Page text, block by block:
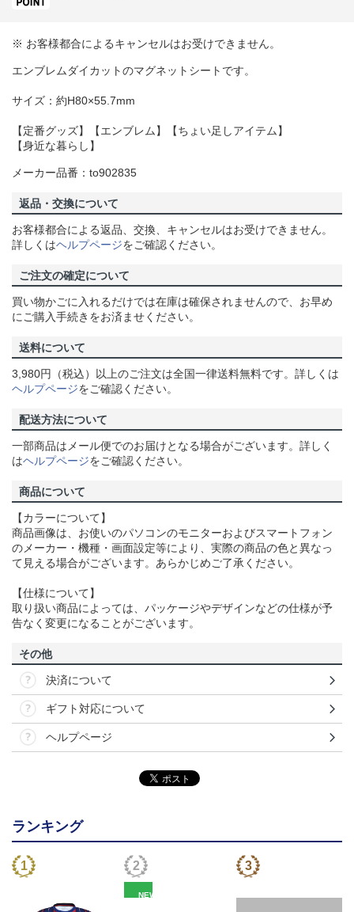
※ お客様都合によるキャンセルはお受けできません。
エンブレムダイカットのマグネットシートです。
サイズ：約H80×55.7mm
【定番グッズ】【エンブレム】【ちょい足しアイテム】
【身近な暮らし】
メーカー品番：to902835
返品・交換について
お客様都合による返品、交換、キャンセルはお受けできません。
詳しくはヘルプページをご確認ください。
ご注文の確定について
買い物かごに入れるだけでは在庫は確保されませんので、お早め
にご購入手続きをお済ませください。
送料について
3,980円（税込）以上のご注文は全国一律送料無料です。詳しくは
ヘルプページをご確認ください。
配送方法について
一部商品はメール便でのお届けとなる場合がございます。詳しく
はヘルプページをご確認ください。
商品について
【カラーについて】
商品画像は、お使いのパソコンのモニターおよびスマートフォン
のメーカー・機種・画面設定等により、実際の商品の色と異なっ
て見える場合がございます。あらかじめご了承ください。
【仕様について】
取り扱い商品によっては、パッケージやデザインなどの仕様が予
告なく変更になることがございます。
その他
決済について
ギフト対応について
ヘルプページ
ランキング
NEW